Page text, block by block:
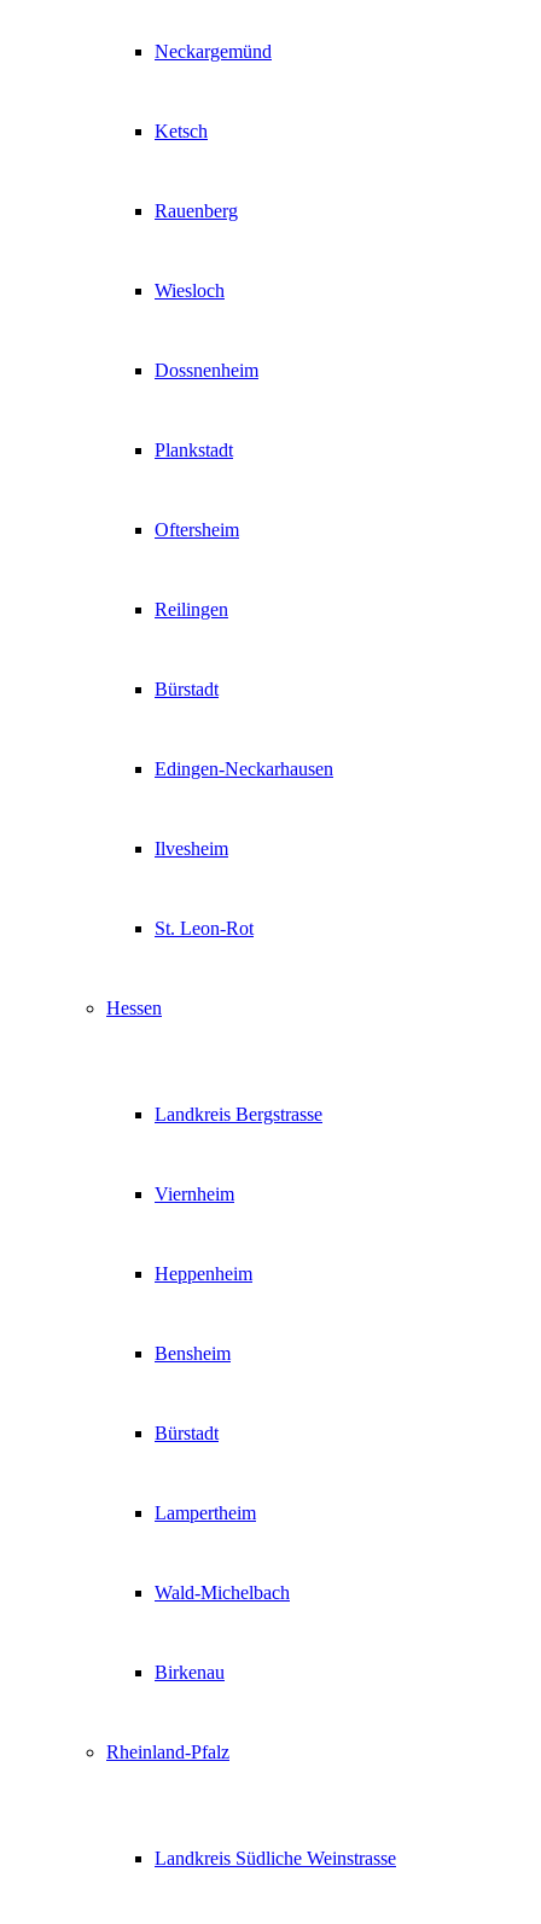
Neckargemünd
Ketsch
Rauenberg
Wiesloch
Dossnenheim
Plankstadt
Oftersheim
Reilingen
Bürstadt
Edingen-Neckarhausen
Ilvesheim
St. Leon-Rot
Hessen
Landkreis Bergstrasse
Viernheim
Heppenheim
Bensheim
Bürstadt
Lampertheim
Wald-Michelbach
Birkenau
Rheinland-Pfalz
Landkreis Südliche Weinstrasse